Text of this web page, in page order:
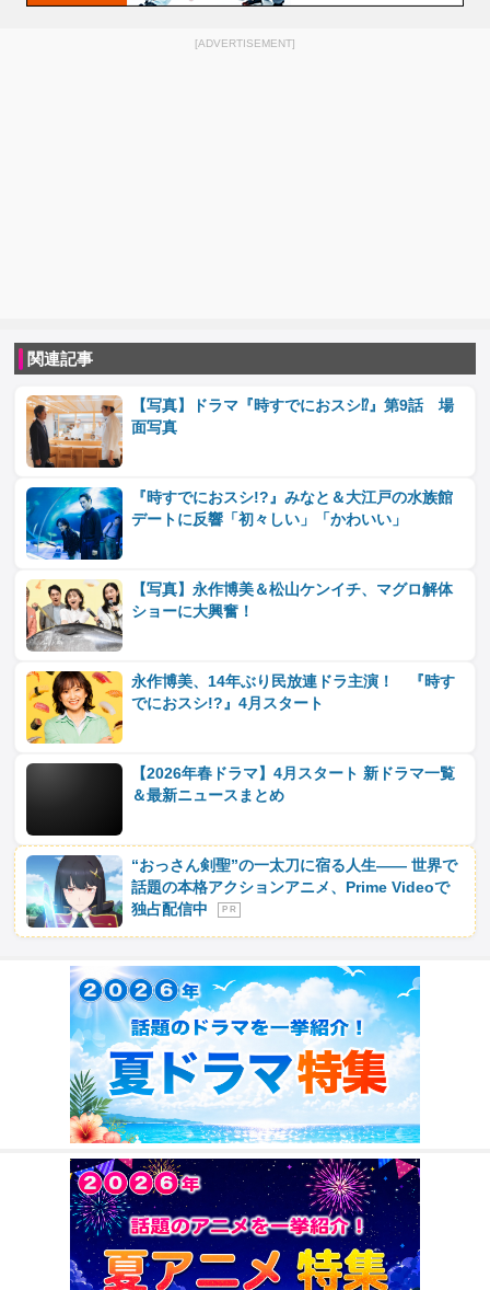
[ADVERTISEMENT]
関連記事
【写真】ドラマ『時すでにおスシ⁉』第9話 場
面写真
『時すでにおスシ!?』みなと＆大江戸の水族館
デートに反響「初々しい」「かわいい」
【写真】永作博美＆松山ケンイチ、マグロ解体
ショーに大興奮！
永作博美、14年ぶり民放連ドラ主演！ 『時す
でにおスシ!?』4月スタート
【2026年春ドラマ】4月スタート 新ドラマ一覧
＆最新ニュースまとめ
“おっさん剣聖”の一太刀に宿る人生―― 世界で
話題の本格アクションアニメ、Prime Videoで
独占配信中
P R